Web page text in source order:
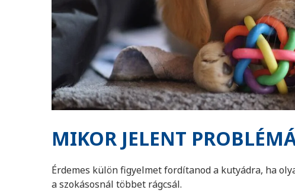
MIKOR JELENT
Érdemes külön figyelmet fordítanod a kutyádra, ha
a szokásosnál többet rágcsál.